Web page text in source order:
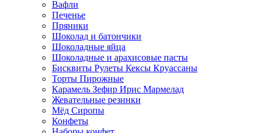
Вафли
Печенье
Пряники
Шоколад и батончики
Шоколадные яйца
Шоколадные и арахисовые пасты
Бисквиты Рулеты Кексы Круассаны
Торты Пирожные
Карамель Зефир Ирис Мармелад
Жевательные резинки
Мёд Сиропы
Конфеты